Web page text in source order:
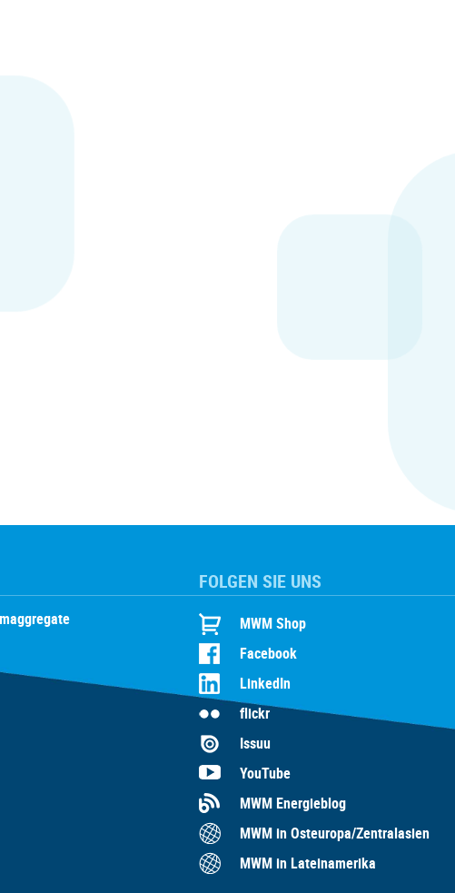
FOLGEN SIE UNS
MWM Shop
Facebook
LinkedIn
flickr
Issuu
YouTube
MWM Energieblog
MWM in Osteuropa/Zentralasien
MWM in Lateinamerika